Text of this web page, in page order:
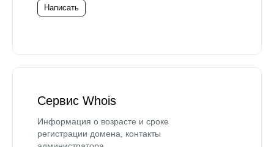
Написать
Сервис Whois
Информация о возрасте и сроке
регистрации домена, контакты